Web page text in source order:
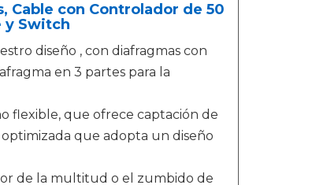
Cable con Controlador de 50
y Switch
diseño , con diafragmas con
en 3 partes para la
flexible, que ofrece captación de
que adopta un diseño
de la multitud o el zumbido de